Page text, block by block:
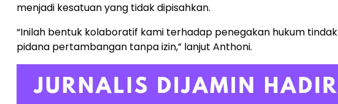
menjadi kesatuan yang tidak dipisahkan.
“Inilah bentuk kolaboratif kami terhadap penegakan hukum tindak
pidana pertambangan tanpa izin,” lanjut Anthoni.